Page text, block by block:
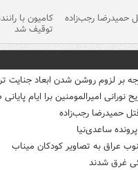
حمیدرضا رجب‌زاده
توقیف شد
بر لزوم روشن شدن ابعاد جنایت
امیرالمومنین برا ایام
حمیدرضا رجب‌زاده
ساعدی‌نیا
عراق به تصاویر کودکان میناب
غرق شدند